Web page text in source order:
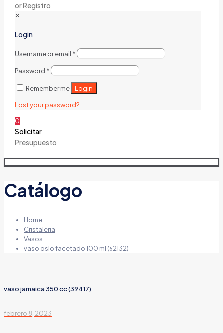
or Registro
✕
Login
Username or email *
Password *
Remember me Login
Lost your password?
0
Solicitar
Presupuesto
Catálogo
Home
Cristaleria
Vasos
vaso oslo facetado 100 ml (62132)
vaso jamaica 350 cc (39417)
febrero 8, 2023